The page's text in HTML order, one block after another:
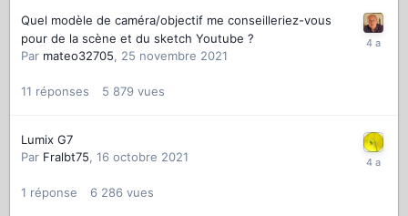
Quel modèle de caméra/objectif me conseilleriez-vous
pour de la scène et du sketch Youtube ?
Par mateo32705, 25 novembre 2021
11 réponses 5 879 vues
Lumix G7
Par Fralbt75, 16 octobre 2021
1 réponse 6 286 vues